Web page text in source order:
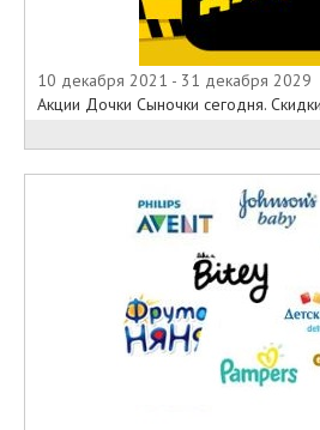
10 декабря 2021 - 31 декабря 2029
Акции Дочки Сыночки сегодня.